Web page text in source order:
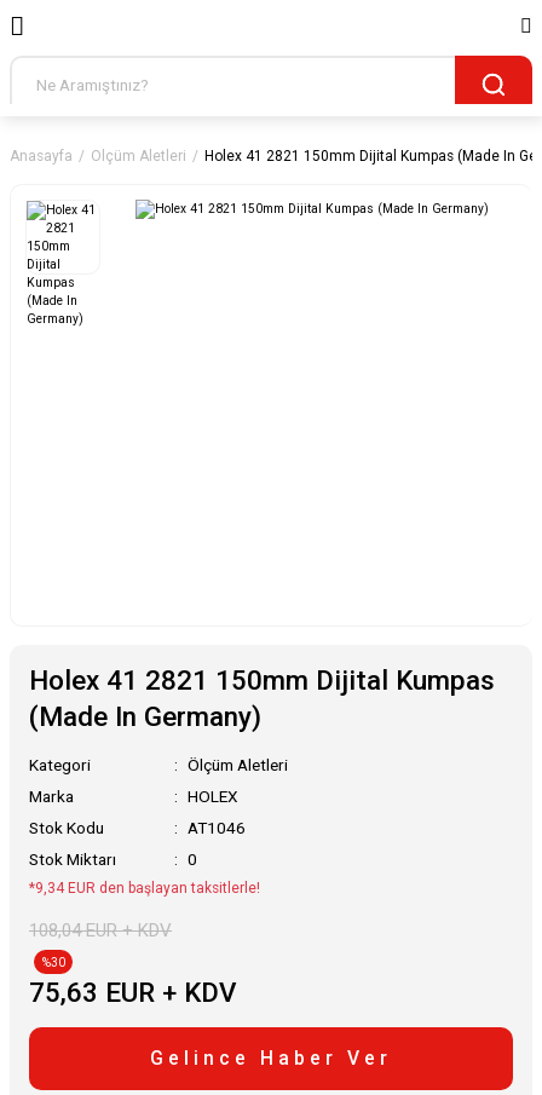
Anasayfa Ölçüm Aletleri Holex 41 2821 150mm Dijital Kumpas (Made In
Holex 41 2821 150mm Dijital Kumpas
(Made In Germany)
Kategori
Ölçüm Aletleri
Marka
HOLEX
Stok Kodu
AT1046
Stok Miktarı
0
*9,34 EUR den başlayan taksitlerle!
108,04 EUR + KDV
%30
75,63 EUR + KDV
Gelince Haber Ver